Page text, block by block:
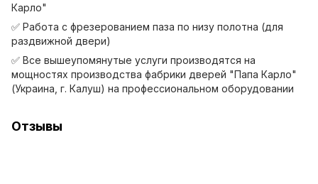
Карло"
✅ Работа с фрезерованием паза по низу полотна (для
раздвижной двери)
✅ Все вышеупомянутые услуги производятся на
мощностях производства фабрики дверей "Папа Карло"
(Украина, г. Калуш) на профессиональном оборудовании
Отзывы